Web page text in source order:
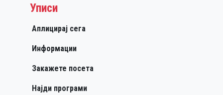
Уписи
Аплицирај сега
Информации
Закажете посета
Најди програми